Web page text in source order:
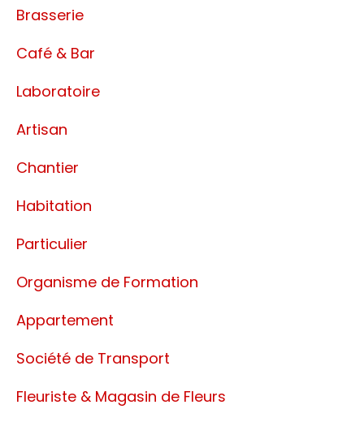
Brasserie
Café & Bar
Laboratoire
Artisan
Chantier
Habitation
Particulier
Organisme de Formation
Appartement
Société de Transport
Fleuriste & Magasin de Fleurs